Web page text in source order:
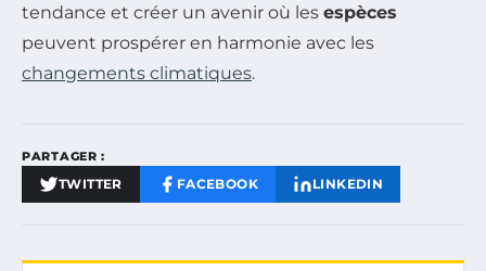
tendance et créer un avenir où les espèces
peuvent prospérer en harmonie avec les
changements climatiques.
PARTAGER :
TWITTER FACEBOOK LINKEDIN